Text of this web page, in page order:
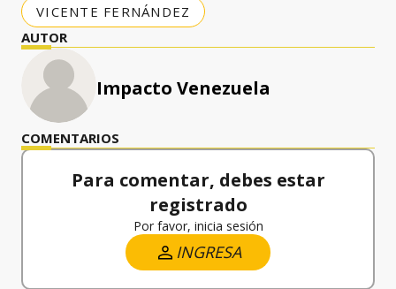
VICENTE FERNÁNDEZ
AUTOR
Impacto Venezuela
COMENTARIOS
Para comentar, debes estar
registrado
Por favor, inicia sesión
INGRESA